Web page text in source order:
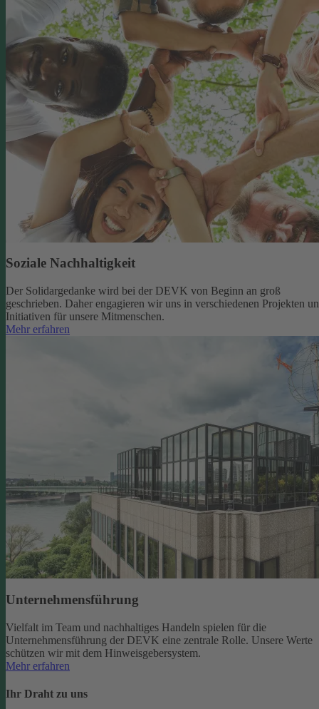
Soziale Nachhaltigkeit
Der Solidargedanke wird bei der DEVK von Beginn an groß
geschrieben. Daher engagieren wir uns in verschiedenen Projekten
Initiativen für unsere Mitmenschen.
Mehr erfahren
Unternehmensführung
Vielfalt im Team und nachhaltiges Handeln spielen für die
Unternehmensführung der DEVK eine zentrale Rolle. Unsere Werte
schützen wir mit dem Hinweisgebersystem.
Mehr erfahren
Ihr Draht zu uns